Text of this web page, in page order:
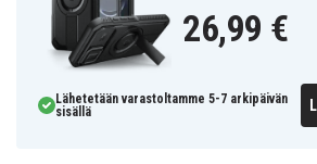
26,99 €
Lähetetään varastoltamme 5-7 arkipäivän
sisällä